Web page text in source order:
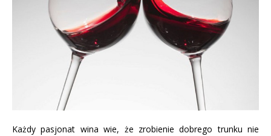
Każdy pasjonat wina wie, że zrobienie dobrego trunku nie